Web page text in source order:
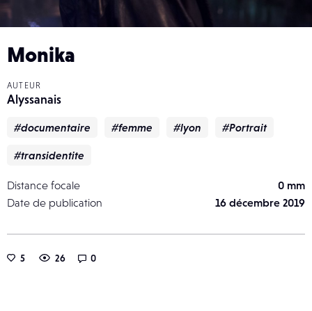
Monika
AUTEUR
Alyssanais
#documentaire #femme #lyon #Portrait
#transidentite
Distance focale
0 mm
Date de publication
16 décembre 2019
5 26 0